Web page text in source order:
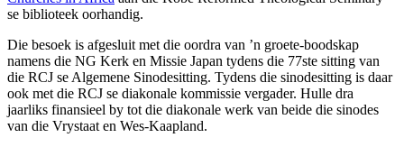
se biblioteek oorhandig.
Die besoek is afgesluit met die oordra van ’n groete-boodskap
namens die NG Kerk en Missie Japan tydens die 77ste sitting van
die RCJ se Algemene Sinodesitting. Tydens die sinodesitting is daar
ook met die RCJ se diakonale kommissie vergader. Hulle dra
jaarliks finansieel by tot die diakonale werk van beide die sinodes
van die Vrystaat en Wes-Kaapland.